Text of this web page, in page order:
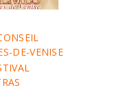
DE-VENISE